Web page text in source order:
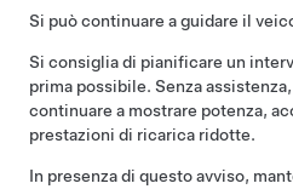
Si può continuare a guidare il
Si consiglia di pianificare un
prima possibile. Senza
continuare a mostrare potenza,
prestazioni di ricarica ridotte.
In presenza di questo avviso,